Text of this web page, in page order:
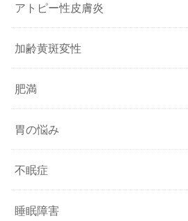
アトピー性皮膚炎
加齢黄斑変性
肥満
胃の悩み
不眠症
睡眠障害